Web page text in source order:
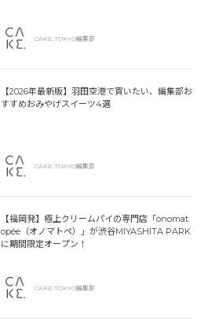
CAKE.TOKYO編集部
【2026年最新版】羽田空港で買いたい、編集部お
すすめおみやげスイーツ4選
CAKE.TOKYO編集部
【福岡発】極上クリームパイの専門店「onomat
opée（オノマトペ）」が渋谷MIYASHITA PARK
に期間限定オープン！
CAKE.TOKYO編集部